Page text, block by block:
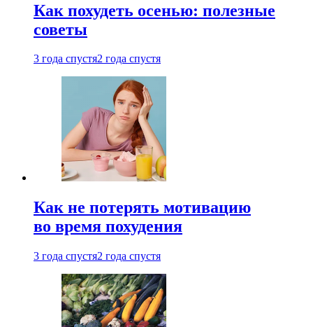
Как похудеть осенью: полезные
советы
3 года спустя2 года спустя
Как не потерять мотивацию
во время похудения
3 года спустя2 года спустя